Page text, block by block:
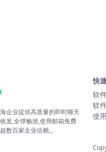
企业提供高质量的即时聊天
发,全球畅游,使用邮箱免费
数百家企业信赖,。
快
软
软
使